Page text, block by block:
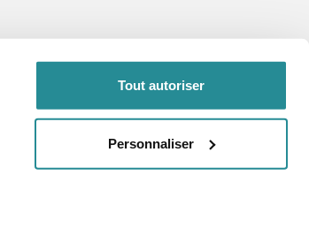
Tout autoriser
Personnaliser